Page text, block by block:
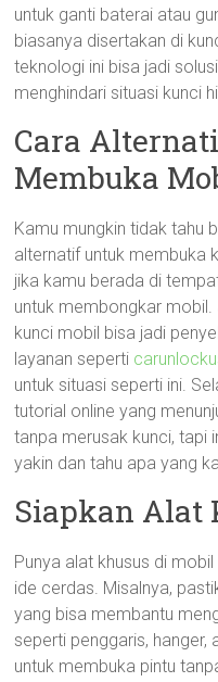
untuk ganti baterai atau
biasanya disertakan di
teknologi ini bisa jadi
menghindari situasi kunci
Cara
Membuka
Kamu mungkin tidak tahu
alternatif untuk membuka
jika kamu berada di
untuk membongkar
kunci mobil bisa jadi
layanan seperti
untuk situasi seperti ini.
tutorial online yang
tanpa merusak kunci, tapi
yakin dan tahu apa yang
Siapkan Alat
Punya alat khusus di
ide cerdas. Misalnya,
yang bisa membantu
seperti penggaris, hanger,
untuk membuka pintu